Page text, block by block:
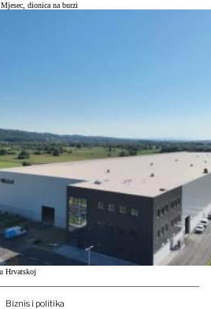
dionica na burzi
Hrvatskoj
Biznis i politika